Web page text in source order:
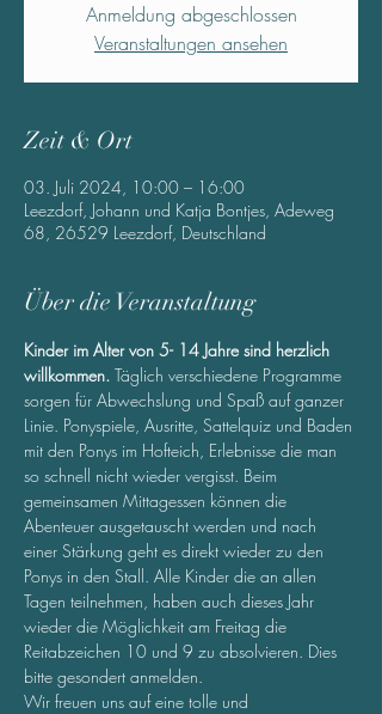
Anmeldung abgeschlossen
Veranstaltungen ansehen
Zeit & Ort
03. Juli 2024, 10:00 – 16:00
Leezdorf, Johann und Katja Bontjes, Adeweg
68, 26529 Leezdorf, Deutschland
Über die Veranstaltung
Kinder im Alter von 5- 14 Jahre sind herzlich
willkommen. Täglich verschiedene Programme
sorgen für Abwechslung und Spaß auf ganzer
Linie. Ponyspiele, Ausritte, Sattelquiz und Baden
mit den Ponys im Hofteich, Erlebnisse die man
so schnell nicht wieder vergisst. Beim
gemeinsamen Mittagessen können die
Abenteuer ausgetauscht werden und nach
einer Stärkung geht es direkt wieder zu den
Ponys in den Stall. Alle Kinder die an allen
Tagen teilnehmen, haben auch dieses Jahr
wieder die Möglichkeit am Freitag die
Reitabzeichen 10 und 9 zu absolvieren. Dies
bitte gesondert anmelden.
Wir freuen uns auf eine tolle und